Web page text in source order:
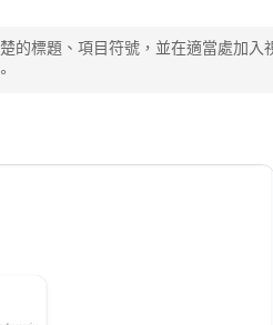
標題、項目符號，並在適當處加入